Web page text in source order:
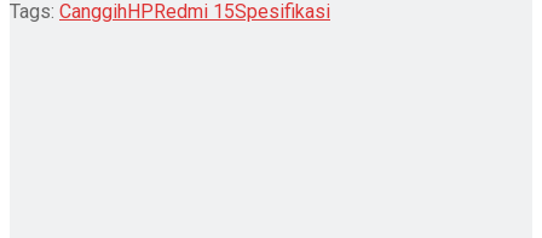
Tags: CanggihHPRedmi 15Spesifikasi